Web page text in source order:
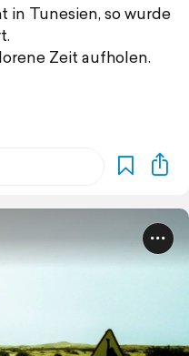
in Tunesien, so wurde
Zeit aufholen.